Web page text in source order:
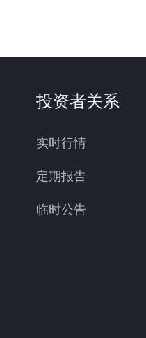
投资者关系
实时行情
定期报告
临时公告